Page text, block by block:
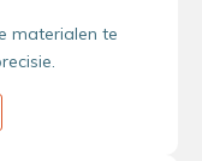
materialen te